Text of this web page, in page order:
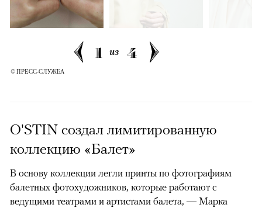
1 из 4
© ПРЕСС-СЛУЖБА
O'STIN создал лимитированную
коллекцию «Балет»
В основу коллекции легли принты по фотографиям
балетных фотохудожников, которые работают с
ведущими театрами и артистами балета, — Марка